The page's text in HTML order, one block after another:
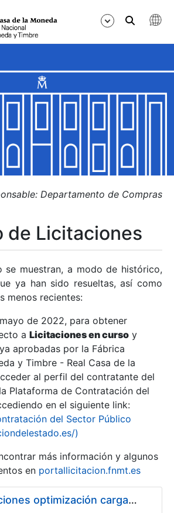
Departamento de Compras
de Licitaciones
se muestran, a modo de histórico,
ya han sido resueltas, así como
menos recientes:
de 2022, para obtener
a Licitaciones en curso y
ya aprobadas por la Fábrica
y Timbre - Real Casa de la
al perfil del contratante del
Plataforma de Contratación del
en el siguiente link:
del Sector Público
)
más información y algunos
en portallicitacion.fnmt.es
Pliego condiciones optimización cargas compras firmado